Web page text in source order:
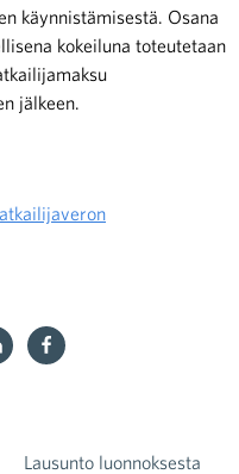
käynnistämisestä. Osana
kokeiluna toteutetaan
jälkeen.
Lausunto luonnoksesta